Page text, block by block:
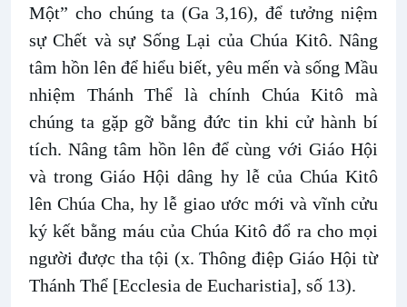
Một” cho chúng ta (Ga 3,16), để tưởng niệm
sự Chết và sự Sống Lại của Chúa Kitô. Nâng
tâm hồn lên để hiểu biết, yêu mến và sống Mầu
nhiệm Thánh Thể là chính Chúa Kitô mà
chúng ta gặp gỡ bằng đức tin khi cử hành bí
tích. Nâng tâm hồn lên để cùng với Giáo Hội
và trong Giáo Hội dâng hy lễ của Chúa Kitô
lên Chúa Cha, hy lễ giao ước mới và vĩnh cửu
ký kết bằng máu của Chúa Kitô đổ ra cho mọi
người được tha tội (x. Thông điệp Giáo Hội từ
Thánh Thể [Ecclesia de Eucharistia], số 13).